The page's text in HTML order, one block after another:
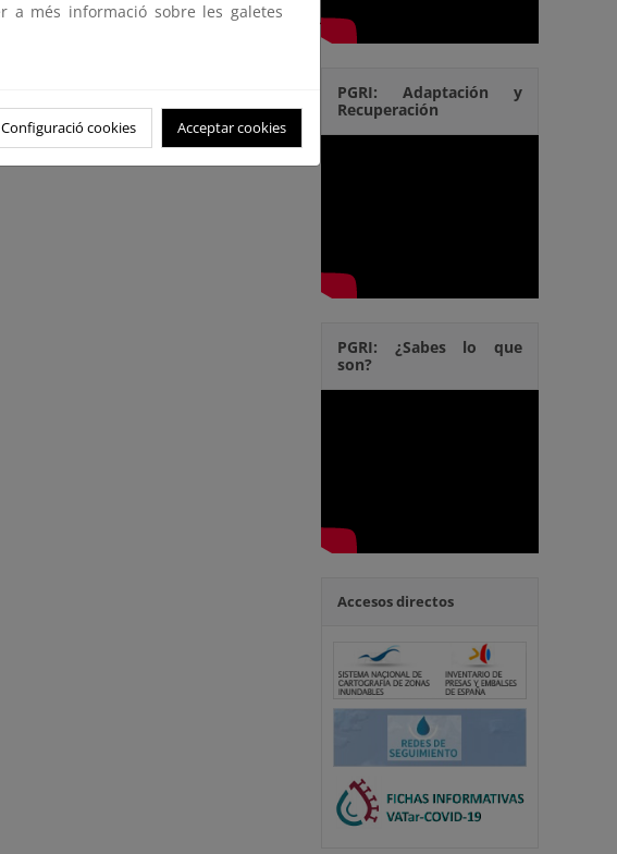
constructivos de nuevas edificaciones en
PGRI: Adaptación y
Recuperación
PGRI: ¿Sabes lo que
son?
Accesos directos
a més informació sobre les galetes
Configuració cookies Acceptar cookies